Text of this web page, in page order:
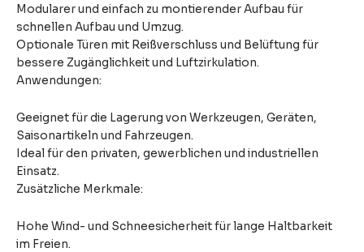
Modularer und einfach zu montierender Aufbau für
schnellen Aufbau und Umzug.
Optionale Türen mit Reißverschluss und Belüftung für
bessere Zugänglichkeit und Luftzirkulation.
Anwendungen:
Geeignet für die Lagerung von Werkzeugen, Geräten,
Saisonartikeln und Fahrzeugen.
Ideal für den privaten, gewerblichen und industriellen
Einsatz.
Zusätzliche Merkmale:
Hohe Wind- und Schneesicherheit für lange Haltbarkeit
im Freien.